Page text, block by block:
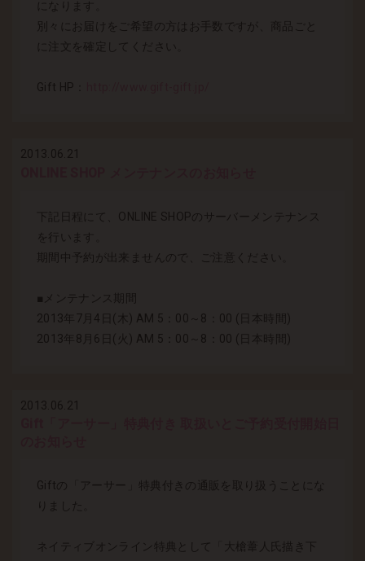
になります。
別々にお届けをご希望の方はお手数ですが、商品ごと
に注文を確定してください。
Gift HP：
2013.06.21
下記日程にて、ONLINE SHOPのサーバーメンテナンス
を行います。
期間中予約が出来ませんので、ご注意ください。
■メンテナンス期間
2013年7月4日(木) AM 5：00～8：00 (日本時間)
2013年8月6日(火) AM 5：00～8：00 (日本時間)
2013.06.21
Giftの「アーサー」特典付きの通販を取り扱うことにな
りました。
ネイティブオンライン特典として「大槍葦人氏描き下